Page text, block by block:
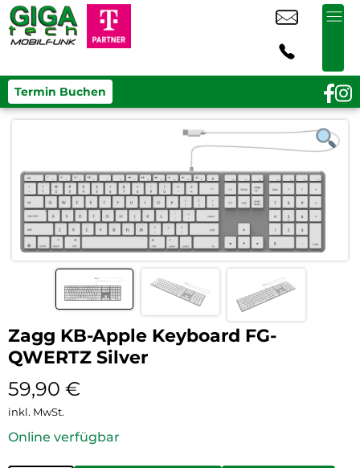
Termin Buchen
Zagg KB-Apple Keyboard FG-
QWERTZ Silver
59,90 €
inkl. MwSt.
Online verfügbar